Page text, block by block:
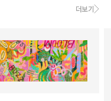
더보기